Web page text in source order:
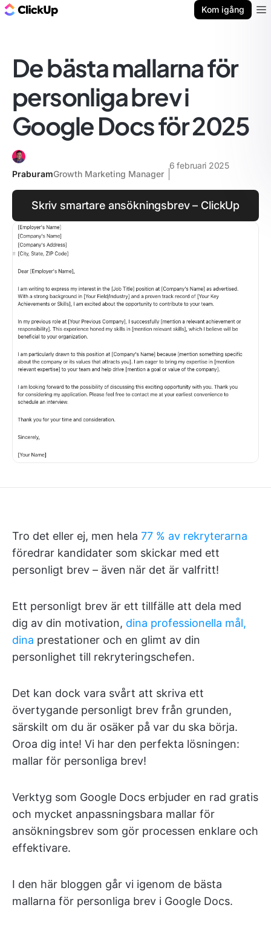
Kom igång
De bästa mallarna för
personliga brev i
Google Docs för 2025
PraburamGrowth Marketing Manager
6 februari 2025
Skriv smartare ansökningsbrev – ClickUp
Tro det eller ej, men hela 77 % av rekryterarna
föredrar kandidater som skickar med ett
personligt brev – även när det är valfritt!
Ett personligt brev är ett tillfälle att dela med
dig av din motivation, dina professionella mål,
dina prestationer och en glimt av din
personlighet till rekryteringschefen.
Det kan dock vara svårt att skriva ett
övertygande personligt brev från grunden,
särskilt om du är osäker på var du ska börja.
Oroa dig inte! Vi har den perfekta lösningen:
mallar för personliga brev!
Verktyg som Google Docs erbjuder en rad gratis
och mycket anpassningsbara mallar för
ansökningsbrev som gör processen enklare och
effektivare.
I den här bloggen går vi igenom de bästa
mallarna för personliga brev i Google Docs.